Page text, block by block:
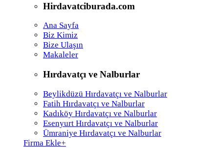
Hirdavatciburada.com
Ana Sayfa
Biz Kimiz
Bize Ulaşın
Makaleler
Hırdavatçı ve Nalburlar
Beylikdüzü Hırdavatçı ve Nalburlar
Fatih Hırdavatçı ve Nalburlar
Kadıköy Hırdavatçı ve Nalburlar
Esenyurt Hırdavatçı ve Nalburlar
Ümraniye Hırdavatçı ve Nalburlar
Firma Ekle+